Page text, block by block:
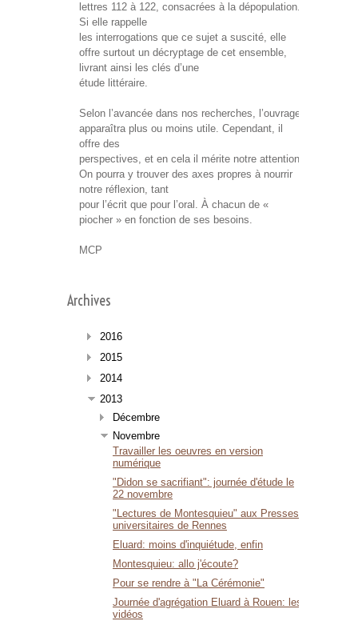
lettres 112 à 122, consacrées à la dépopulation.
Si elle rappelle
les interrogations que ce sujet a suscité, elle
offre surtout un décryptage de cet ensemble,
livrant ainsi les clés d’une
étude littéraire.
Selon l’avancée dans nos recherches, l’ouvrage
apparaîtra plus ou moins utile. Cependant, il
offre des
perspectives, et en cela il mérite notre attention.
On pourra y trouver des axes propres à nourrir
notre réflexion, tant
pour l’écrit que pour l’oral. À chacun de «
piocher » en fonction de ses besoins.
MCP
Archives
2016
2015
2014
2013
Décembre
Novembre
Travailler les oeuvres en version
numérique
"Didon se sacrifiant": journée d'étude le
22 novembre
"Lectures de Montesquieu" aux Presses
universitaires de Rennes
Eluard: moins d'inquiétude, enfin
Montesquieu: allo j'écoute?
Pour se rendre à "La Cérémonie"
Journée d'agrégation Eluard à Rouen: les
vidéos